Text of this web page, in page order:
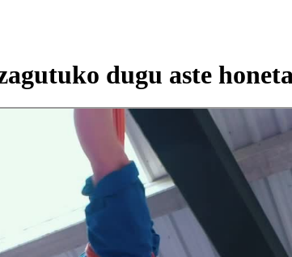
dugu aste